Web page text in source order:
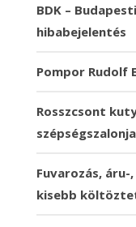
BDK –
hibabejelentés
Pompor Rudolf
Rosszcsont
szépségszalonja
Fuvarozás,
kisebb